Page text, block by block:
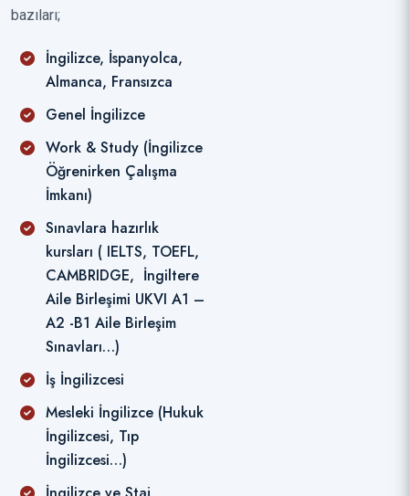
bazıları;
İngilizce, İspanyolca,
Almanca, Fransızca
Genel İngilizce
Work & Study (İngilizce
Öğrenirken Çalışma
İmkanı)
Sınavlara hazırlık
kursları ( IELTS, TOEFL,
CAMBRIDGE, İngiltere
Aile Birleşimi UKVI A1 –
A2 -B1 Aile Birleşim
Sınavları…)
İş İngilizcesi
Mesleki İngilizce (Hukuk
İngilizcesi, Tıp
İngilizcesi…)